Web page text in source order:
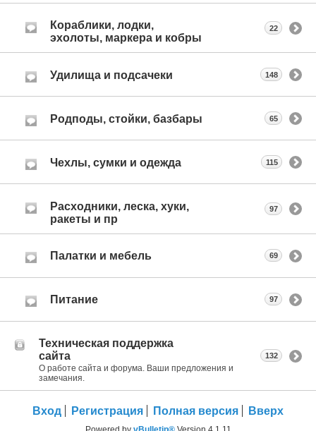
Кораблики, лодки,
эхолоты, маркера и кобры
22
Удилища и подсачеки 148
Родподы, стойки, базбары 65
Чехлы, сумки и одежда 115
Расходники, леска, хуки,
ракеты и пр
97
Палатки и мебель 69
Питание 97
Техническая поддержка
сайта
О работе сайта и форума. Ваши предложения и
замечания.
132
Вход Регистрация Полная версия Вверх